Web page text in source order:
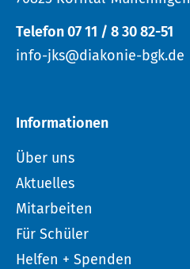
Telefon 07 11 / 8 30 82-51
info-jks@diakonie-bgk.de
Informationen
Über uns
Aktuelles
Mitarbeiten
Für Schüler
Helfen + Spenden